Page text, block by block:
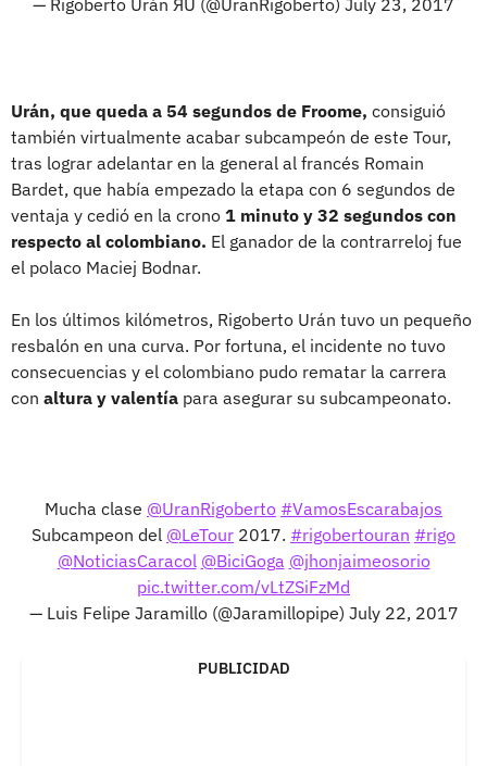
Urán, que queda a 54 segundos de Froome, consiguió
también virtualmente acabar subcampeón de este Tour,
tras lograr adelantar en la general al francés Romain
Bardet, que había empezado la etapa con 6 segundos de
ventaja y cedió en la crono 1 minuto y 32 segundos con
respecto al colombiano. El ganador de la contrarreloj fue
el polaco Maciej Bodnar.
En los últimos kilómetros, Rigoberto Urán tuvo un pequeño
resbalón en una curva. Por fortuna, el incidente no tuvo
consecuencias y el colombiano pudo rematar la carrera
con altura y valentía para asegurar su subcampeonato.
Mucha clase @UranRigoberto #VamosEscarabajos
Subcampeon del @LeTour 2017. #rigobertouran #rigo
@NoticiasCaracol @BiciGoga @jhonjaimeosorio
pic.twitter.com/vLtZSiFzMd
— Luis Felipe Jaramillo (@Jaramillopipe) July 22, 2017
PUBLICIDAD